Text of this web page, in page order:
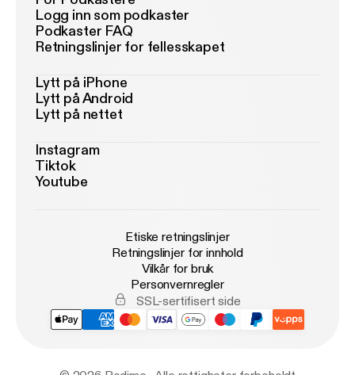
Logg inn som podkaster
Podkaster FAQ
Retningslinjer for fellesskapet
Lytt på iPhone
Lytt på Android
Lytt på nettet
Instagram
Tiktok
Youtube
Etiske retningslinjer
Retningslinjer for innhold
Vilkår for bruk
Personvernregler
SSL-sertifisert side